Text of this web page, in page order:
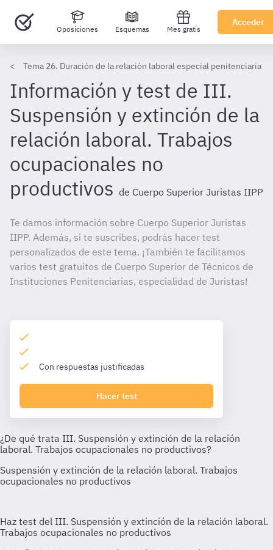
Oposiciones Esquemas Mes gratis
Acceder
Tema 26. Duración de la relación laboral especial penitenciaria
Información y test de III.
Suspensión y extinción de la
relación laboral. Trabajos
ocupacionales no
productivos de Cuerpo Superior Juristas IIPP
Te damos información sobre Cuerpo Superior Juristas
IIPP. Además, si te suscribes, podrás hacer test
personalizados de este tema. ¡También te facilitamos
varios test gratuitos de Cuerpo Superior de Técnicos de
Instituciones Penitenciarias, especialidad de Juristas!
Con respuestas justificadas
Hacer test